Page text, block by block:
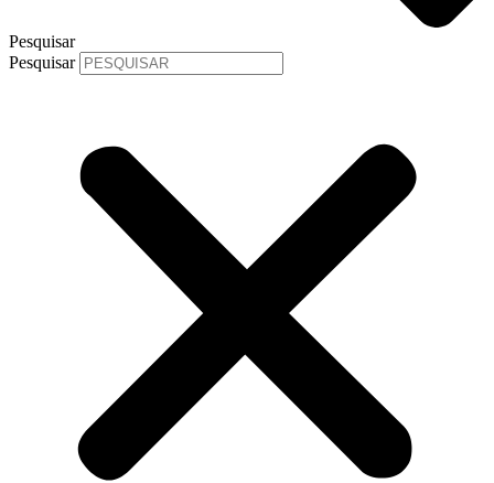
Pesquisar
Pesquisar